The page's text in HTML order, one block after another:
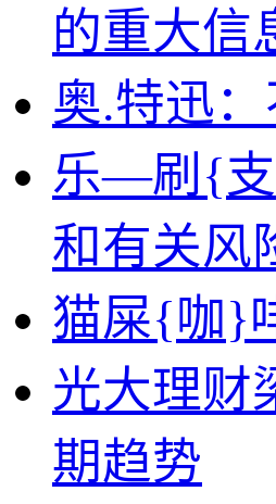
的重大信
奥.特迅
乐—刷{支
和有关风
猫屎{咖}
光大理财
期趋势